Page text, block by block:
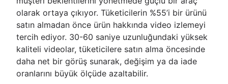
olarak ortaya çıkıyor. Tüketicilerin %55’i bir ürünü
satın almadan önce ürün hakkında video izlemeyi
tercih ediyor. 30-60 saniye uzunluğundaki yüksek
kaliteli videolar, tüketicilere satın alma öncesinde
daha net bir görüş sunarak, değişim ya da iade
oranlarını büyük ölçüde azaltabilir.